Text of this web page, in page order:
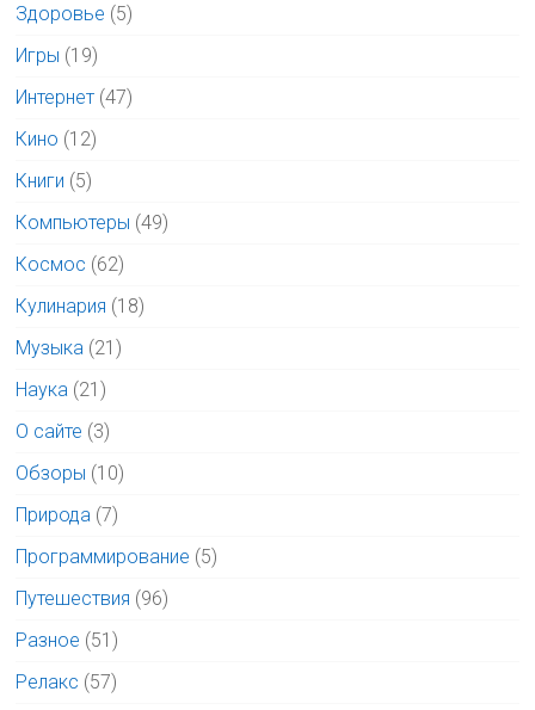
Здоровье (5)
Игры (19)
Интернет (47)
Кино (12)
Книги (5)
Компьютеры (49)
Космос (62)
Кулинария (18)
Музыка (21)
Наука (21)
О сайте (3)
Обзоры (10)
Природа (7)
Программирование (5)
Путешествия (96)
Разное (51)
Релакс (57)